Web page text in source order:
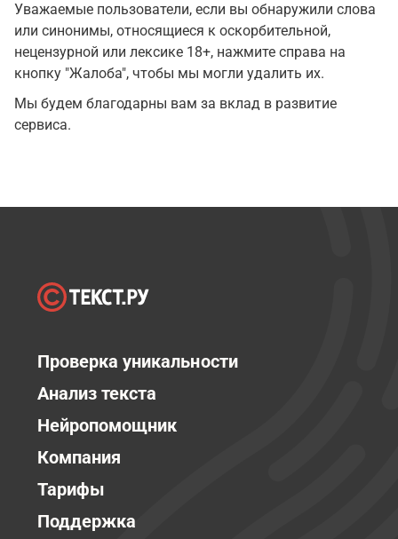
Уважаемые пользователи, если вы обнаружили слова
или синонимы, относящиеся к оскорбительной,
нецензурной или лексике 18+, нажмите справа на
кнопку "Жалоба", чтобы мы могли удалить их.
Мы будем благодарны вам за вклад в развитие
сервиса.
Проверка уникальности
Анализ текста
Нейропомощник
Компания
Тарифы
Поддержка